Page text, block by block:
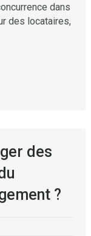
dans
des locataires,
des
?